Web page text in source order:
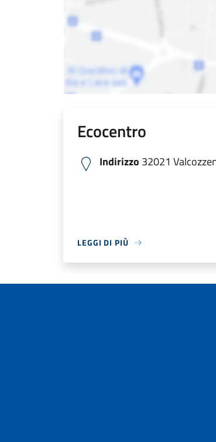
Ecocentro
Indirizzo 32021
LEGGI DI PIÙ